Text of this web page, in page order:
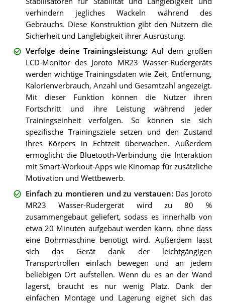
verhindern jegliches Wackeln während des
Gebrauchs. Diese Konstruktion gibt den Nutzern die
Sicherheit und Langlebigkeit ihrer Ausrüstung.
Verfolge deine Trainingsleistung:Auf dem großen
LCD-Monitor des Joroto MR23 Wasser-Rudergeräts
werden wichtige Trainingsdaten wie Zeit, Entfernung,
Kalorienverbrauch, Anzahl und Gesamtzahl angezeigt.
Mit dieser Funktion können die Nutzer ihren
Fortschritt und ihre Leistung während jeder
Trainingseinheit verfolgen. So können sie sich
spezifische Trainingsziele setzen und den Zustand
ihres Körpers in Echtzeit überwachen. Außerdem
ermöglicht die Bluetooth-Verbindung die Interaktion
mit Smart-Workout-Apps wie Kinomap für zusätzliche
Motivation und Wettbewerb.
Einfach zu montieren und zu verstauen: Das Joroto
MR23 Wasser-Rudergerät wird zu 80 %
zusammengebaut geliefert, sodass es innerhalb von
etwa 20 Minuten aufgebaut werden kann, ohne dass
eine Bohrmaschine benötigt wird. Außerdem lässt
sich das Gerät dank der leichtgängigen
Transportrollen einfach bewegen und an jedem
beliebigen Ort aufstellen. Wenn du es an der Wand
lagerst, braucht es nur wenig Platz. Dank der
einfachen Montage und Lagerung eignet sich das